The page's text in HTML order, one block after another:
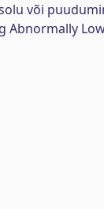
või
Abnormally